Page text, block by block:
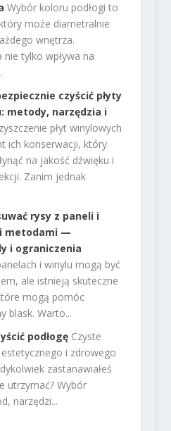
Wybór koloru podłogi to
może diametralnie
wnętrza.
tylko wpływa na
czyścić płyty
metody, narzędzia i
płyt winylowych
ich konserwacji, który
na jakość dźwięku i
Zanim jednak
rysy z paneli i
metodami —
i ograniczenia
i winylu mogą być
ale istnieją skuteczne
mogą pomóc
blask. Warto...
podłogę Czyste
i zdrowego
zastanawiałeś
utrzymać? Wybór
narzędzi...